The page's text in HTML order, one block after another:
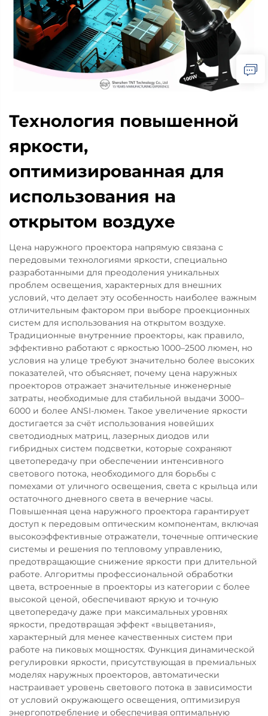
Технология повышенной
яркости,
оптимизированная для
использования на
открытом воздухе
Цена наружного проектора напрямую связана с
передовыми технологиями яркости, специально
разработанными для преодоления уникальных
проблем освещения, характерных для внешних
условий, что делает эту особенность наиболее важным
отличительным фактором при выборе проекционных
систем для использования на открытом воздухе.
Традиционные внутренние проекторы, как правило,
эффективно работают с яркостью 1000–2500 люмен, но
условия на улице требуют значительно более высоких
показателей, что объясняет, почему цена наружных
проекторов отражает значительные инженерные
затраты, необходимые для стабильной выдачи 3000–
6000 и более ANSI-люмен. Такое увеличение яркости
достигается за счёт использования новейших
светодиодных матриц, лазерных диодов или
гибридных систем подсветки, которые сохраняют
цветопередачу при обеспечении интенсивного
светового потока, необходимого для борьбы с
помехами от уличного освещения, света с крыльца или
остаточного дневного света в вечерние часы.
Повышенная цена наружного проектора гарантирует
доступ к передовым оптическим компонентам, включая
высокоэффективные отражатели, точечные оптические
системы и решения по тепловому управлению,
предотвращающие снижение яркости при длительной
работе. Алгоритмы профессиональной обработки
цвета, встроенные в проекторы из категории с более
высокой ценой, обеспечивают яркую и точную
цветопередачу даже при максимальных уровнях
яркости, предотвращая эффект «выцветания»,
характерный для менее качественных систем при
работе на пиковых мощностях. Функция динамической
регулировки яркости, присутствующая в премиальных
моделях наружных проекторов, автоматически
настраивает уровень светового потока в зависимости
от условий окружающего освещения, оптимизируя
энергопотребление и обеспечивая оптимальную